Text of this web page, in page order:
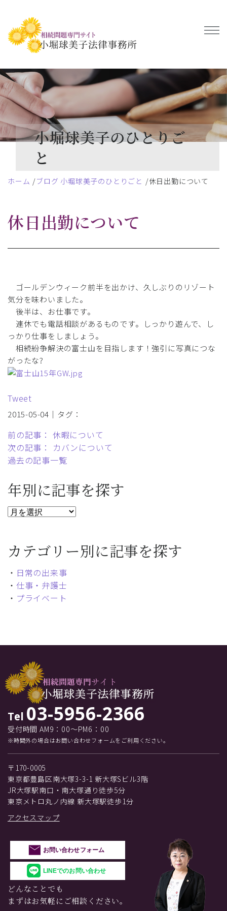
小堀球美子のひとりご
と
ホーム ブログ 小堀球美子のひとりごと 休日出勤について
休日出勤について
ゴールデンウィーク前半を出かけ、久しぶりのリゾート
気分を味わいました。
後半は、お仕事です。
連休でも電話相談があるものです。しっかり遊んで、し
っかり仕事をしましょう。
相続紛争解決の富士山を目指します！強引に写真につな
がったな?
Tweet
2015-05-04｜タグ：
前の記事： 休暇について
次の記事： カバンについて
過去の記事一覧
年別に記事を探す
カテゴリー別に記事を探す
・ 日常の出来事
・ 仕事・弁護士
・ プライベート
Tel 03-5956-2366
受付時間 AM9：00～PM6：00
※時間外の場合はお問い合わせフォームをご利用ください。
〒170-0005
東京都豊島区南大塚3-3-1 新大塚Sビル3階
JR大塚駅南口・南大塚通り徒歩5分
東京メトロ丸ノ内線 新大塚駅徒歩1分
アクセスマップ
お問い合わせフォーム
LINEでのお問い合わせ
どんなことでも
まずはお気軽にご相談ください。